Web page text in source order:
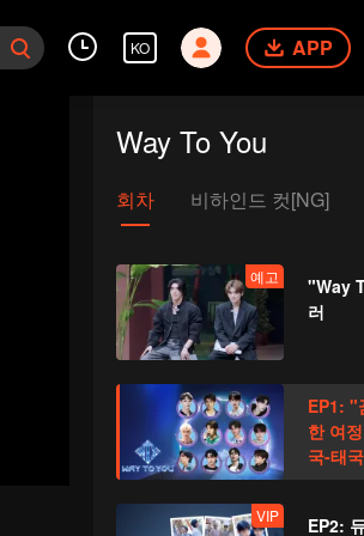
KO APP
Way To You
회차 비하인드 컷[NG]
예고
"Way
러
EP1: "
한 여
국-태
남!
VIP EP2: